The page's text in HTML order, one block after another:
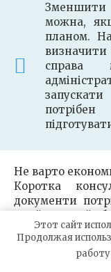
можна,
планом.
справа
Не варто
Коротка
документи
який судовий
справу без
виправляти
Этот сайт
Продолжая